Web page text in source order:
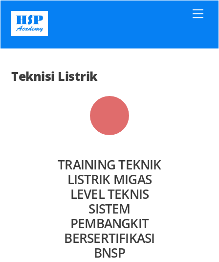
content
Teknisi Listrik
TRAINING TEKNIK
LISTRIK MIGAS
LEVEL TEKNIS
SISTEM
PEMBANGKIT
BERSERTIFIKASI
BNSP